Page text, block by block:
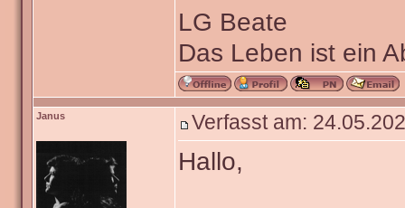
LG Beate
Das Leben ist ein
Janus Verfasst am:
Hallo,